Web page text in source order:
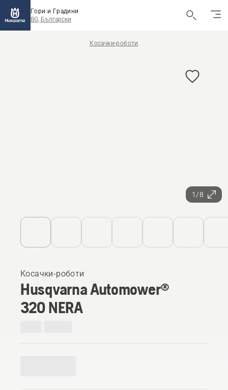
Гори и Градини
BG, Български
Косачки-роботи
1/8
Косачки-роботи
Husqvarna Automower®
320 NERA